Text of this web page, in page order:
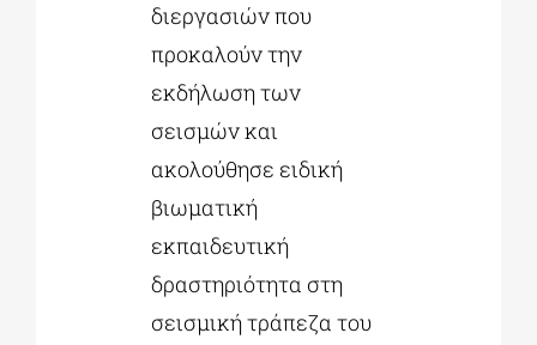
διεργασιών που
προκαλούν την
εκδήλωση των
σεισμών και
ακολούθησε ειδική
βιωματική
εκπαιδευτική
δραστηριότητα στη
σεισμική τράπεζα του